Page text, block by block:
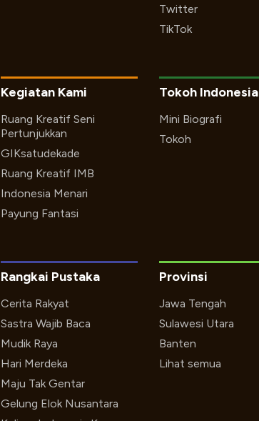
Twitter
TikTok
Kegiatan Kami
Ruang Kreatif Seni
Pertunjukkan
GIKsatudekade
Ruang Kreatif IMB
Indonesia Menari
Payung Fantasi
Tokoh Indonesia
Mini Biografi
Tokoh
Rangkai Pustaka
Cerita Rakyat
Sastra Wajib Baca
Mudik Raya
Hari Merdeka
Maju Tak Gentar
Gelung Elok Nusantara
Provinsi
Jawa Tengah
Sulawesi Utara
Banten
Lihat semua